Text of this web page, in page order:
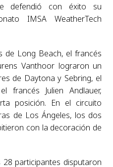
defendió con éxito su
IMSA WeatherTech
de Long Beach, el francés
Vanthoor lograron un
de Daytona y Sebring, el
francés Julien Andlauer,
posición. En el circuito
de Los Ángeles, los dos
con la decoración de
participantes disputaron